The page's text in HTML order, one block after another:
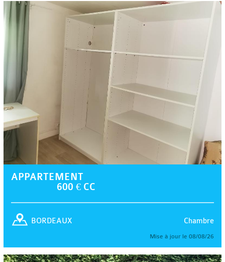
APPARTEMENT
600 € CC
Chambre
BORDEAUX
Mise à jour le 08/08/26